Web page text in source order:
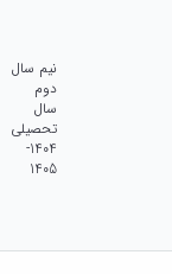
نیم سال
دوم
سال
تحصیلی
1404-
1405